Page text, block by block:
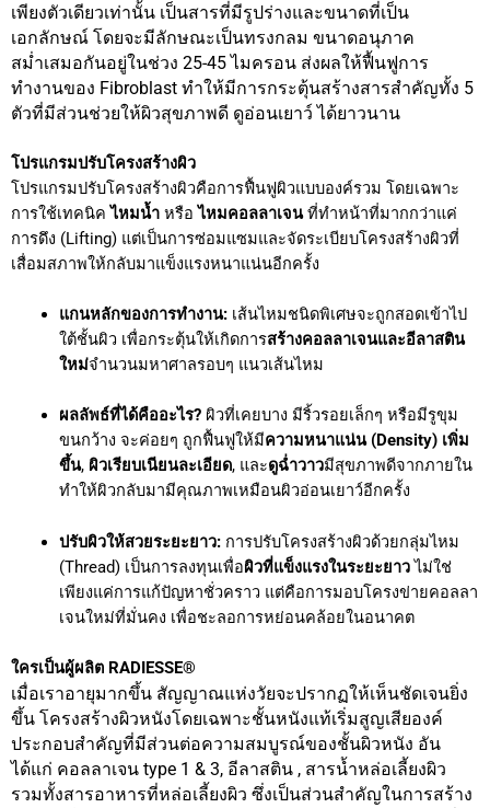
เพียงตัวเดียวเท่านั้น เป็นสารที่มีรูปร่างและขนาดที่เป็น
เอกลักษณ์ โดยจะมีลักษณะเป็นทรงกลม ขนาดอนุภาค
สม่ำเสมอกันอยู่ในช่วง 25-45 ไมครอน ส่งผลให้ฟื้นฟูการ
ทำงานของ Fibroblast ทำให้มีการกระตุ้นสร้างสารสำคัญทั้ง 5
ตัวที่มีส่วนช่วยให้ผิวสุขภาพดี ดูอ่อนเยาว์ ได้ยาวนาน
โปรแกรมปรับโครงสร้างผิว
โปรแกรมปรับโครงสร้างผิวคือการฟื้นฟูผิวแบบองค์รวม โดยเฉพาะ
การใช้เทคนิคไหมน้ำ หรือไหมคอลลาเจนที่ทำหน้าที่มากกว่าแค่
การดึง (Lifting) แต่เป็นการซ่อมแซมและจัดระเบียบโครงสร้างผิวที่
เสื่อมสภาพให้กลับมาแข็งแรงหนาแน่นอีกครั้ง
แกนหลักของการทำงาน:เส้นไหมชนิดพิเศษจะถูกสอดเข้าไป
ใต้ชั้นผิว เพื่อกระตุ้นให้เกิดการสร้างคอลลาเจนและอีลาสติน
ใหม่จำนวนมหาศาลรอบๆ แนวเส้นไหม
ผลลัพธ์ที่ได้คืออะไร?ผิวที่เคยบาง มีริ้วรอยเล็กๆ หรือมีรูขุม
ขนกว้าง จะค่อยๆ ถูกฟื้นฟูให้มีความหนาแน่น (Density) เพิ่ม
ขึ้น, ผิวเรียบเนียนละเอียด, และดูฉ่ำวาวมีสุขภาพดีจากภายใน
ทำให้ผิวกลับมามีคุณภาพเหมือนผิวอ่อนเยาว์อีกครั้ง
ปรับผิวให้สวยระยะยาว:การปรับโครงสร้างผิวด้วยกลุ่มไหม
(Thread) เป็นการลงทุนเพื่อผิวที่แข็งแรงในระยะยาวไม่ใช่
เพียงแค่การแก้ปัญหาชั่วคราว แต่คือการมอบโครงข่ายคอลลา
เจนใหม่ที่มั่นคง เพื่อชะลอการหย่อนคล้อยในอนาคต
ใครเป็นผู้ผลิต RADIESSE®
เมื่อเราอายุมากขึ้น สัญญาณแห่งวัยจะปรากฏให้เห็นชัดเจนยิ่ง
ขึ้น โครงสร้างผิวหนังโดยเฉพาะชั้นหนังแท้เริ่มสูญเสียองค์
ประกอบสำคัญที่มีส่วนต่อความสมบูรณ์ของชั้นผิวหนัง อัน
ได้แก่ คอลลาเจน type 1 & 3, อีลาสติน , สารน้ำหล่อเลี้ยงผิว
รวมทั้งสารอาหารที่หล่อเลี้ยงผิว ซึ่งเป็นส่วนสำคัญในการสร้าง